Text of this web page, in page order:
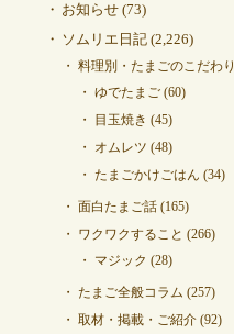
お知らせ(73)
ソムリエ日記(2,226)
料理別・たまごのこだわり
ゆでたまご(60)
目玉焼き (45)
オムレツ (48)
たまごかけごはん (34)
面白たまご話(165)
ワクワクすること (266)
マジック (28)
たまご全般コラム (257)
取材・掲載・ご紹介(92)